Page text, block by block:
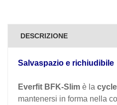
DESCRIZIONE
Salvaspazio e richiudibile
Everfit BFK-Slim è la
mantenersi in forma nella